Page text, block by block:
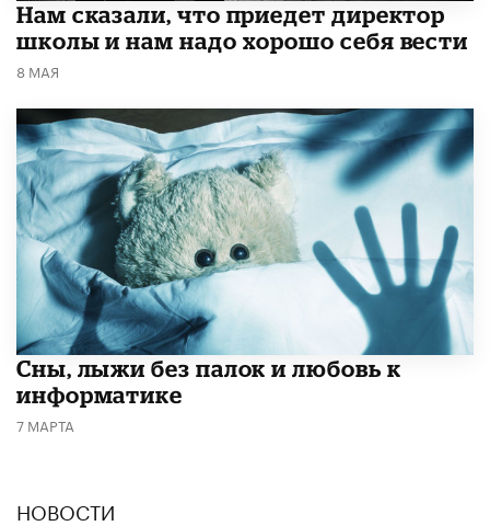
Нам сказали, что приедет директор
школы и нам надо хорошо себя вести
8 МАЯ
Сны, лыжи без палок и любовь к
информатике
7 МАРТА
НОВОСТИ